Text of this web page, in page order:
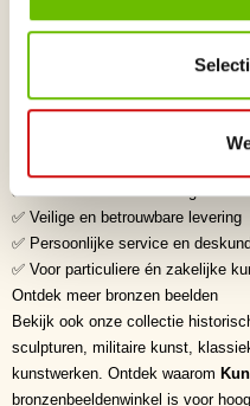
en tijdloze uitstraling maken
verzamelobjecten en exclusieve
✅ Dé online
✅ Zorgvuldig geselecteerde
✅ Exclusieve collectie originele
✅ Veilige en betrouwbare levering
✅ Persoonlijke service en
✅ Voor particuliere én zakelijke
Ontdek meer bronzen beelden
Bekijk ook onze collectie
sculpturen, militaire kunst,
kunstwerken. Ontdek waarom
bronzenbeeldenwinkel is voor